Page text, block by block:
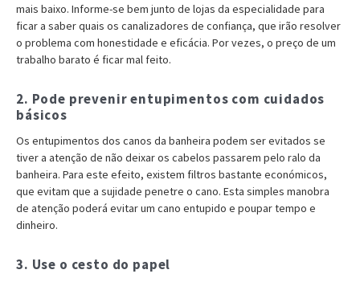
mais baixo. Informe-se bem junto de lojas da especialidade para
ficar a saber quais os canalizadores de confiança, que irão resolver
o problema com honestidade e eficácia. Por vezes, o preço de um
trabalho barato é ficar mal feito.
2. Pode prevenir entupimentos com cuidados
básicos
Os entupimentos dos canos da banheira podem ser evitados se
tiver a atenção de não deixar os cabelos passarem pelo ralo da
banheira. Para este efeito, existem filtros bastante económicos,
que evitam que a sujidade penetre o cano. Esta simples manobra
de atenção poderá evitar um cano entupido e poupar tempo e
dinheiro.
3. Use o cesto do papel